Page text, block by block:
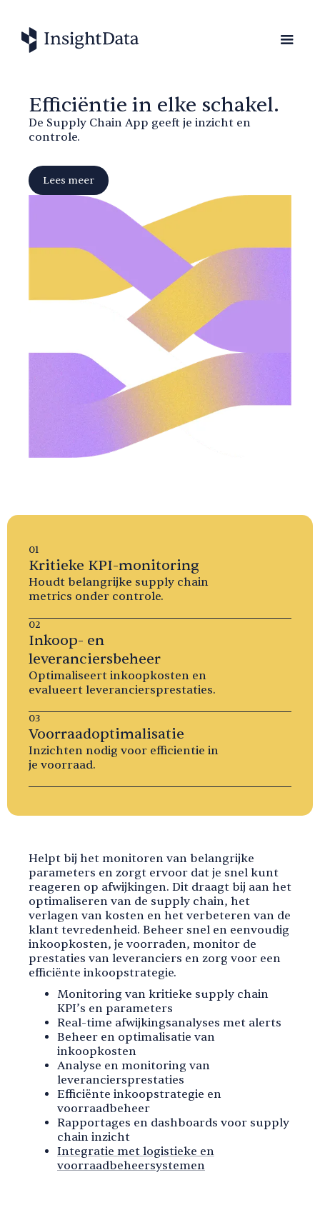
Efficiëntie in elke schakel.
De Supply Chain App geeft je inzicht en
controle.
Lees meer
01
Kritieke KPI-monitoring
Houdt belangrijke supply chain
metrics onder controle.
02
Inkoop- en
leveranciersbeheer
Optimaliseert inkoopkosten en
evalueert leveranciersprestaties.
03
Voorraadoptimalisatie
Inzichten nodig voor efficientie in
je voorraad.
Helpt bij het monitoren van belangrijke
parameters en zorgt ervoor dat je snel kunt
reageren op afwijkingen. Dit draagt bij aan het
optimaliseren van de supply chain, het
verlagen van kosten en het verbeteren van de
klant tevredenheid. Beheer snel en eenvoudig
inkoopkosten, je voorraden, monitor de
prestaties van leveranciers en zorg voor een
efficiënte inkoopstrategie.
Monitoring van kritieke supply chain
KPI’s en parameters
Real-time afwijkingsanalyses met alerts
Beheer en optimalisatie van
inkoopkosten
Analyse en monitoring van
leveranciersprestaties
Efficiënte inkoopstrategie en
voorraadbeheer
Rapportages en dashboards voor supply
chain inzicht
Integratie met logistieke en
voorraadbeheersystemen